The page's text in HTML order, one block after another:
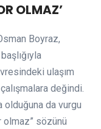
OLMAZ’
Boyraz,
ulaşım
değindi.
olduğuna da vurgu
olmaz” sözünü